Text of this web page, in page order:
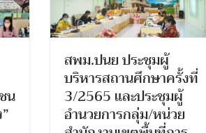
น
สพม.ปนย ประชุมผู้
บริหารสถานศึกษาครั้งที่
3/2565 และประชุมผู้
อำนวยการกลุ่ม/หน่วย